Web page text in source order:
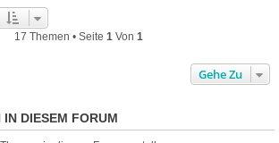
17 Themen • Seite 1 Von 1
Gehe Zu
DIESEM FORUM